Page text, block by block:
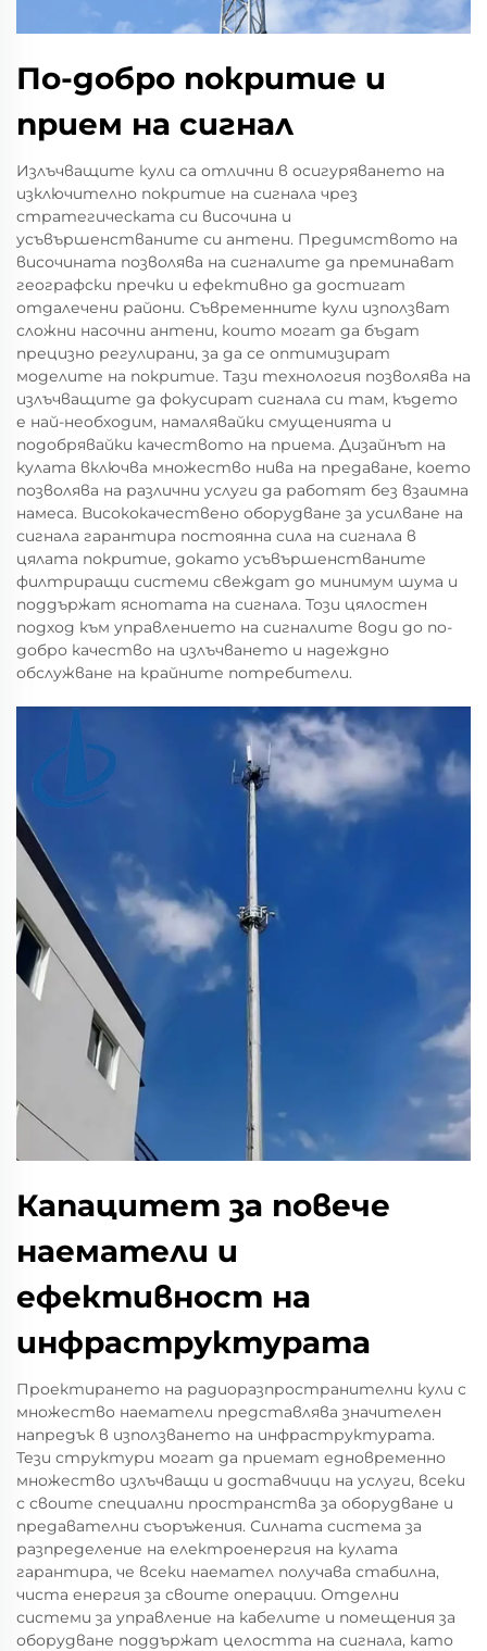
По-добро покритие и
прием на сигнал
Излъчващите кули са отлични в осигуряването на
изключително покритие на сигнала чрез
стратегическата си височина и
усъвършенстваните си антени. Предимството на
височината позволява на сигналите да преминават
географски пречки и ефективно да достигат
отдалечени райони. Съвременните кули използват
сложни насочни антени, които могат да бъдат
прецизно регулирани, за да се оптимизират
моделите на покритие. Тази технология позволява на
излъчващите да фокусират сигнала си там, където
е най-необходим, намалявайки смущенията и
подобрявайки качеството на приема. Дизайнът на
кулата включва множество нива на предаване, което
позволява на различни услуги да работят без взаимна
намеса. Висококачествено оборудване за усилване на
сигнала гарантира постоянна сила на сигнала в
цялата покритие, докато усъвършенстваните
филтриращи системи свеждат до минимум шума и
поддържат яснотата на сигнала. Този цялостен
подход към управлението на сигналите води до по-
добро качество на излъчването и надеждно
обслужване на крайните потребители.
Капацитет за повече
наематели и
ефективност на
инфраструктурата
Проектирането на радиоразпространителни кули с
множество наематели представлява значителен
напредък в използването на инфраструктурата.
Тези структури могат да приемат едновременно
множество излъчващи и доставчици на услуги, всеки
с своите специални пространства за оборудване и
предавателни съоръжения. Силната система за
разпределение на електроенергия на кулата
гарантира, че всеки наемател получава стабилна,
чиста енергия за своите операции. Отделни
системи за управление на кабелите и помещения за
оборудване поддържат целостта на сигнала, като